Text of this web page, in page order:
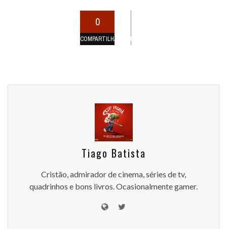
0
COMPARTILHAMENTOS
Tiago Batista
Cristão, admirador de cinema, séries de tv,
quadrinhos e bons livros. Ocasionalmente gamer.